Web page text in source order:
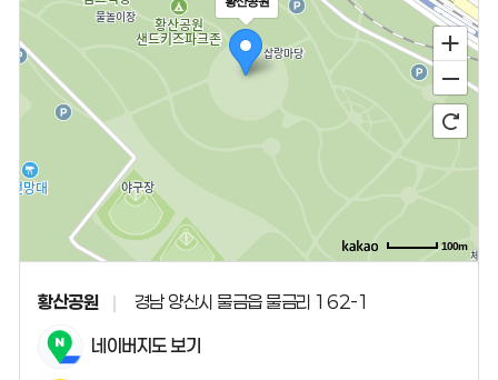
100m
황산공원 경남 양산시 물금읍 물금리 162-1
네이버지도 보기